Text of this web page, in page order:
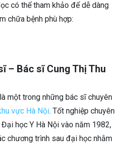
có thể tham khảo để dễ dàng
chữa bệnh phù hợp:
– Bác sĩ Cung Thị Thu
một trong những bác sĩ chuyên
vực Hà Nội. Tốt nghiệp chuyên
học Y Hà Nội vào năm 1982,
chương trình sau đại học nhằm